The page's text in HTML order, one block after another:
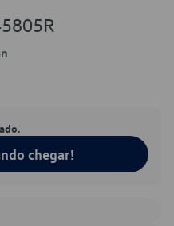
chegar!